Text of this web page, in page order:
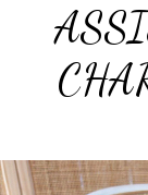
ASSIETTE DESSERT